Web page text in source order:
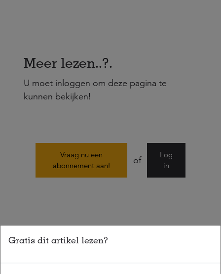
Meer lezen..?.
U moet inloggen om deze pagina te
kunnen bekijken!
Vraag nu een
abonnement aan!
of
Log
in
Gratis dit artikel lezen?
Deel dit artikel